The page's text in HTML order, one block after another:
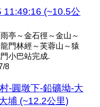
11:49:16 (~10.5公
亭～金石徑～金山～
門林經～芙蓉山～猿
小巴站完成.
8
-圓墩下-鉛礦坳-大
埔 (~12.2公里)